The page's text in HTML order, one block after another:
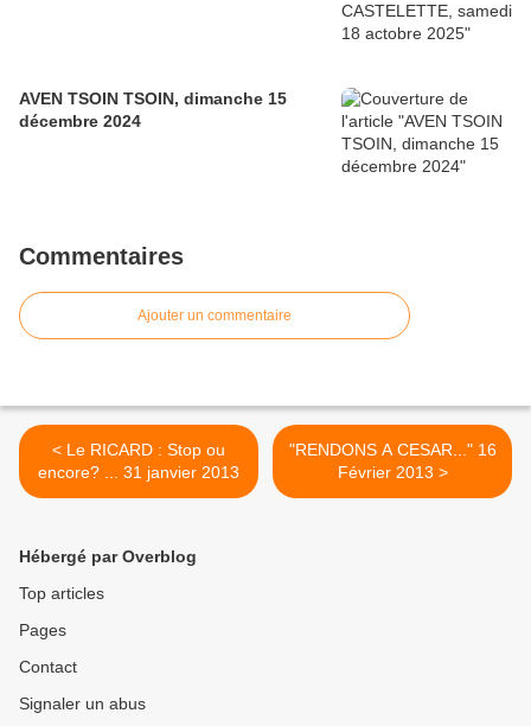
AVEN TSOIN TSOIN, dimanche 15
décembre 2024
Commentaires
Ajouter un commentaire
< Le RICARD : Stop ou
encore? ... 31 janvier 2013
"RENDONS A CESAR..." 16
Février 2013 >
Hébergé par Overblog
Top articles
Pages
Contact
Signaler un abus